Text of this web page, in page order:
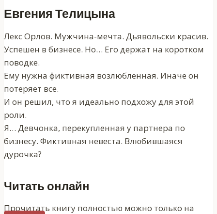
Евгения Телицына
Лекс Орлов. Мужчина-мечта. Дьявольски красив.
Успешен в бизнесе. Но… Его держат на коротком
поводке.
Ему нужна фиктивная возлюбленная. Иначе он
потеряет все.
И он решил, что я идеально подхожу для этой
роли.
Я… Девчонка, перекупленная у партнера по
бизнесу. Фиктивная невеста. Влюбившаяся
дурочка?
Читать онлайн
Прочитать книгу полностью можно только на